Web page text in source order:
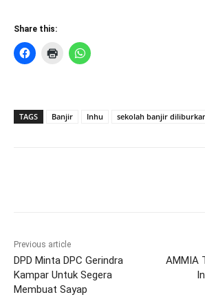
Share this:
TAGS Banjir Inhu sekolah banjir
Previous article
DPD Minta DPC Gerindra
Kampar Untuk Segera
Membuat Sayap
AMMIA